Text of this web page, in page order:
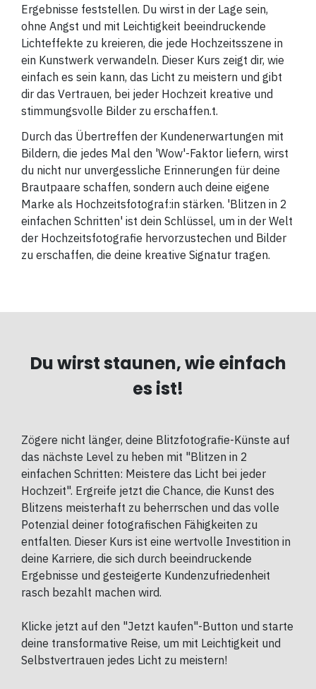
Ergebnisse feststellen. Du wirst in der Lage sein,
ohne Angst und mit Leichtigkeit beeindruckende
Lichteffekte zu kreieren, die jede Hochzeitsszene in
ein Kunstwerk verwandeln. Dieser Kurs zeigt dir, wie
einfach es sein kann, das Licht zu meistern und gibt
dir das Vertrauen, bei jeder Hochzeit kreative und
stimmungsvolle Bilder zu erschaffen.t.
Durch das Übertreffen der Kundenerwartungen mit
Bildern, die jedes Mal den 'Wow'-Faktor liefern, wirst
du nicht nur unvergessliche Erinnerungen für deine
Brautpaare schaffen, sondern auch deine eigene
Marke als Hochzeitsfotograf:in stärken. 'Blitzen in 2
einfachen Schritten' ist dein Schlüssel, um in der Welt
der Hochzeitsfotografie hervorzustechen und Bilder
zu erschaffen, die deine kreative Signatur tragen.
Du wirst staunen, wie einfach
es ist!
Zögere nicht länger, deine Blitzfotografie-Künste auf
das nächste Level zu heben mit "Blitzen in 2
einfachen Schritten: Meistere das Licht bei jeder
Hochzeit". Ergreife jetzt die Chance, die Kunst des
Blitzens meisterhaft zu beherrschen und das volle
Potenzial deiner fotografischen Fähigkeiten zu
entfalten. Dieser Kurs ist eine wertvolle Investition in
deine Karriere, die sich durch beeindruckende
Ergebnisse und gesteigerte Kundenzufriedenheit
rasch bezahlt machen wird.
Klicke jetzt auf den "Jetzt kaufen"-Button und starte
deine transformative Reise, um mit Leichtigkeit und
Selbstvertrauen jedes Licht zu meistern!